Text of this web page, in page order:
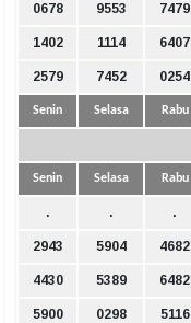
0678 9553 7479
1402 1114 6407
2579 7452 0254
Senin Selasa Rabu
Senin Selasa Rabu
. . .
2943 5904 4682
4430 5389 6482
5900 0298 5116